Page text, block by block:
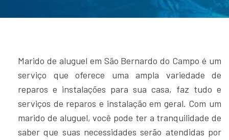
Marido de aluguel em São Bernardo do Campo é um
serviço que oferece uma ampla variedade de
reparos e instalações para sua casa, faz tudo e
serviços de reparos e instalação em geral. Com um
marido de aluguel, você pode ter a tranquilidade de
saber que suas necessidades serão atendidas por